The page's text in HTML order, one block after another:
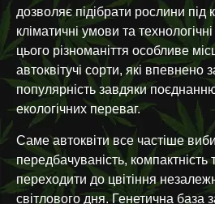
дозволяє підібрати рослини під
кліматичні умови та
цього різноманіття особливе
автоквітучі сорти, які впевнено
популярність завдяки
екологічних переваг.
Саме автоквіти все частіше
передбачуваність, компактність
переходити до цвітіння
світлового дня. Генетична база